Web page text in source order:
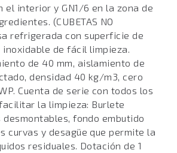
el interior y GN1/6 en la zona de
(CUBETAS NO
refrigerada con superficie de
de fácil limpieza.
de 40 mm, aislamiento de
densidad 40 kg/m3, cero
Cuenta de serie con todos los
la limpieza: Burlete
desmontables, fondo embutido
curvas y desagüe que permite la
residuales. Dotación de 1